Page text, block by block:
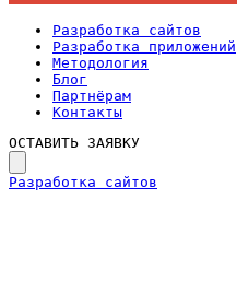
Разработка сайтов
Разработка приложений
Методология
Блог
Партнёрам
Контакты
ОСТАВИТЬ ЗАЯВКУ
Разработка сайтов